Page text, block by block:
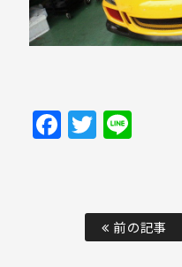
Facebook
Twitter
前の記事